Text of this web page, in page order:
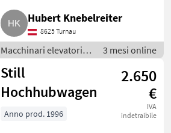
Hubert Knebelreiter
8625 Turnau
Macchinari elevatori e
per magazzino /
Carrello elevatore
3 mesi online
Still
Hochhubwagen
2.650
€
IVA
indetraibile
Anno prod. 1996